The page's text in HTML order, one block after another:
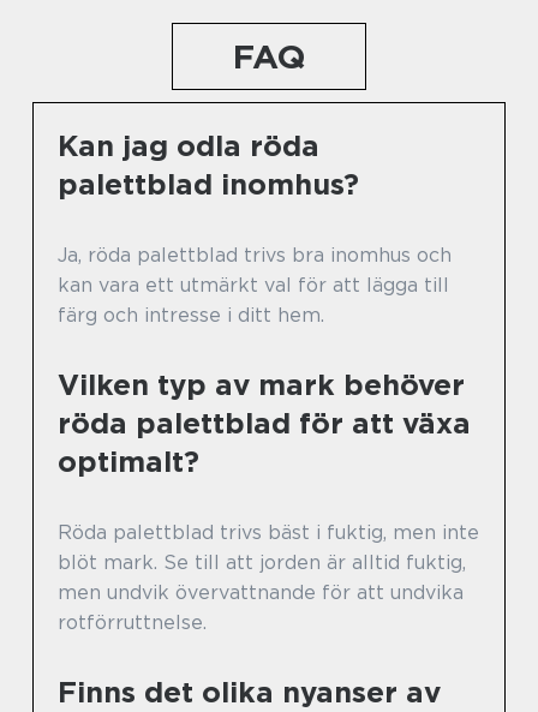
FAQ
Kan jag odla röda
palettblad inomhus?
Ja, röda palettblad trivs bra inomhus och
kan vara ett utmärkt val för att lägga till
färg och intresse i ditt hem.
Vilken typ av mark behöver
röda palettblad för att växa
optimalt?
Röda palettblad trivs bäst i fuktig, men inte
blöt mark. Se till att jorden är alltid fuktig,
men undvik övervattnande för att undvika
rotförruttnelse.
Finns det olika nyanser av